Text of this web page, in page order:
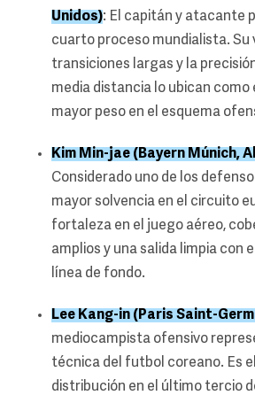
Unidos): El capitán y atacante
cuarto proceso mundialista. Su
transiciones largas y la
media distancia lo ubican como
mayor peso en el esquema
Kim Min-jae (Bayern Múnich,
Considerado uno de los
mayor solvencia en el circuito
fortaleza en el juego aéreo,
amplios y una salida limpia con
línea de fondo.
Lee Kang-in (Paris Saint-
mediocampista ofensivo
técnica del futbol coreano. Es
distribución en el último tercio